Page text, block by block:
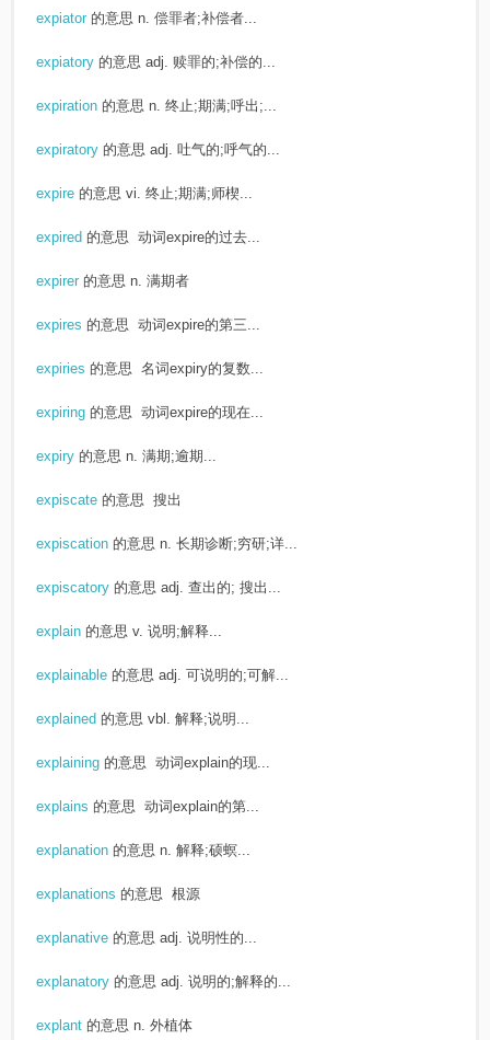
expiator 的意思 n. 偿罪者;补偿者...
expiatory 的意思 adj. 赎罪的;补偿的...
expiration 的意思 n. 终止;期满;呼出;...
expiratory 的意思 adj. 吐气的;呼气的...
expire 的意思 vi. 终止;期满;师楔...
expired 的意思 动词expire的过去...
expirer 的意思 n. 满期者
expires 的意思 动词expire的第三...
expiries 的意思 名词expiry的复数...
expiring 的意思 动词expire的现在...
expiry 的意思 n. 满期;逾期...
expiscate 的意思 搜出
expiscation 的意思 n. 长期诊断;穷研;详...
expiscatory 的意思 adj. 查出的; 搜出...
explain 的意思 v. 说明;解释...
explainable 的意思 adj. 可说明的;可解...
explained 的意思 vbl. 解释;说明...
explaining 的意思 动词explain的现...
explains 的意思 动词explain的第...
explanation 的意思 n. 解释;硕螟...
explanations 的意思 根源
explanative 的意思 adj. 说明性的...
explanatory 的意思 adj. 说明的;解释的...
explant 的意思 n. 外植体